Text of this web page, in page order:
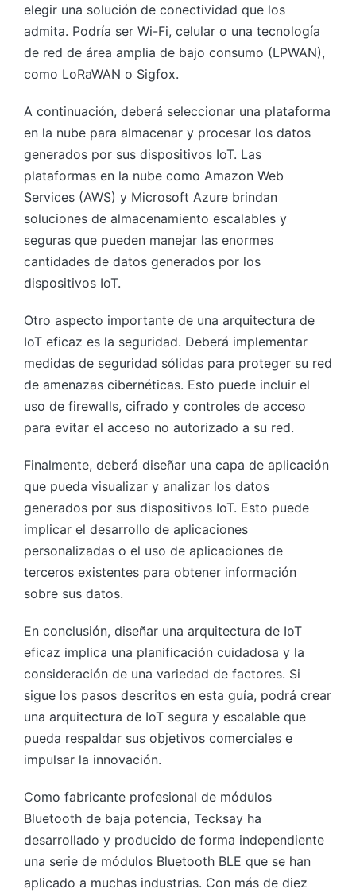
elegir una solución de conectividad que los
admita. Podría ser Wi-Fi, celular o una tecnología
de red de área amplia de bajo consumo (LPWAN),
como LoRaWAN o Sigfox.
A continuación, deberá seleccionar una plataforma
en la nube para almacenar y procesar los datos
generados por sus dispositivos IoT. Las
plataformas en la nube como Amazon Web
Services (AWS) y Microsoft Azure brindan
soluciones de almacenamiento escalables y
seguras que pueden manejar las enormes
cantidades de datos generados por los
dispositivos IoT.
Otro aspecto importante de una arquitectura de
IoT eficaz es la seguridad. Deberá implementar
medidas de seguridad sólidas para proteger su red
de amenazas cibernéticas. Esto puede incluir el
uso de firewalls, cifrado y controles de acceso
para evitar el acceso no autorizado a su red.
Finalmente, deberá diseñar una capa de aplicación
que pueda visualizar y analizar los datos
generados por sus dispositivos IoT. Esto puede
implicar el desarrollo de aplicaciones
personalizadas o el uso de aplicaciones de
terceros existentes para obtener información
sobre sus datos.
En conclusión, diseñar una arquitectura de IoT
eficaz implica una planificación cuidadosa y la
consideración de una variedad de factores. Si
sigue los pasos descritos en esta guía, podrá crear
una arquitectura de IoT segura y escalable que
pueda respaldar sus objetivos comerciales e
impulsar la innovación.
Como fabricante profesional de módulos
Bluetooth de baja potencia, Tecksay ha
desarrollado y producido de forma independiente
una serie de módulos Bluetooth BLE que se han
aplicado a muchas industrias. Con más de diez